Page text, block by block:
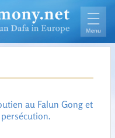
au Falun Gong et